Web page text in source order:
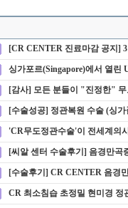
[CR CENTER 진료마감 공지]
싱가포르(Singapore)에서 열린
[감사] 모든 분들이 "진정한"
[수술성공] 정관복원 수술 (싱가
'CR무도정관수술'이 전세계의
[씨알 센터 수술후기] 음경만
[수술후기] CR CENTER 음경
CR 최소침습 초정밀 현미경 정